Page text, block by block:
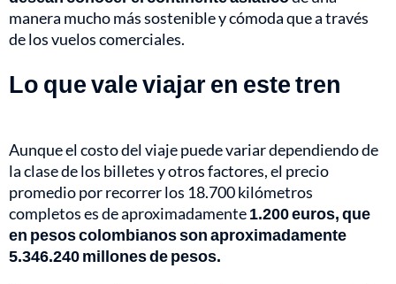
manera mucho más sostenible y cómoda que a través
de los vuelos comerciales.
Lo que vale viajar en este tren
Aunque el costo del viaje puede variar dependiendo de
la clase de los billetes y otros factores, el precio
promedio por recorrer los 18.700 kilómetros
completos es de aproximadamente1.200 euros, que
en pesos colombianos son aproximadamente
5.346.240 millones de pesos.